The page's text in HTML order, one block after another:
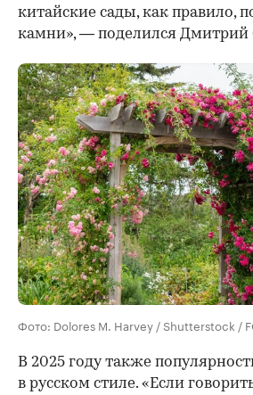
китайские сады, как правило,
камни», — поделился
Фото: Dolores M. Harvey / Shutterstock /
В 2025 году также
в русском стиле. «Если